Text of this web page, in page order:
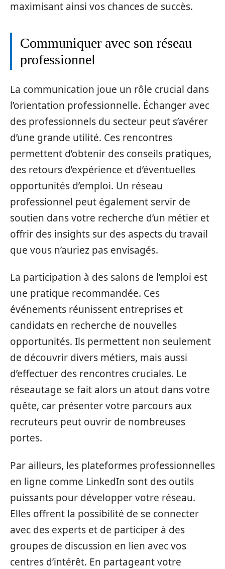
maximisant ainsi vos chances de succès.
Communiquer avec son réseau
professionnel
La communication joue un rôle crucial dans
l’orientation professionnelle. Échanger avec
des professionnels du secteur peut s’avérer
d’une grande utilité. Ces rencontres
permettent d’obtenir des conseils pratiques,
des retours d’expérience et d’éventuelles
opportunités d’emploi. Un réseau
professionnel peut également servir de
soutien dans votre recherche d’un métier et
offrir des insights sur des aspects du travail
que vous n’auriez pas envisagés.
La participation à des salons de l’emploi est
une pratique recommandée. Ces
événements réunissent entreprises et
candidats en recherche de nouvelles
opportunités. Ils permettent non seulement
de découvrir divers métiers, mais aussi
d’effectuer des rencontres cruciales. Le
réseautage se fait alors un atout dans votre
quête, car présenter votre parcours aux
recruteurs peut ouvrir de nombreuses
portes.
Par ailleurs, les plateformes professionnelles
en ligne comme LinkedIn sont des outils
puissants pour développer votre réseau.
Elles offrent la possibilité de se connecter
avec des experts et de participer à des
groupes de discussion en lien avec vos
centres d’intérêt. En partageant votre